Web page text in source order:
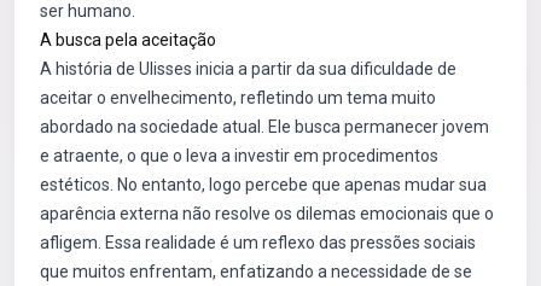
ser humano.
A busca pela aceitação
A história de Ulisses inicia a partir da sua dificuldade de
aceitar o envelhecimento, refletindo um tema muito
abordado na sociedade atual. Ele busca permanecer jovem
e atraente, o que o leva a investir em procedimentos
estéticos. No entanto, logo percebe que apenas mudar sua
aparência externa não resolve os dilemas emocionais que o
afligem. Essa realidade é um reflexo das pressões sociais
que muitos enfrentam, enfatizando a necessidade de se